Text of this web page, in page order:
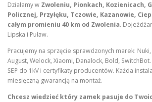
Działamy w Zwoleniu, Pionkach, Kozienicach,
Policznej, Przyłęku, Tczowie, Kazanowie,
całym promieniu 40 km od Zwolenia.
Lipska i Puław.
Pracujemy na sprzęcie sprawdzonych marek:
August, Welock, Xiaomi, Danalock, Bold,
SEP do 1kV i certyfikaty producentów. Każda
miesięczną gwarancją na montaż.
Chcesz wiedzieć który zamek pasuje do